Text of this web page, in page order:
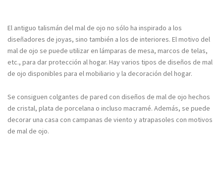
El antiguo talismán del mal de ojo no sólo ha inspirado a los
diseñadores de joyas, sino también a los de interiores. El motivo del
mal de ojo se puede utilizar en lámparas de mesa, marcos de telas,
etc., para dar protección al hogar. Hay varios tipos de diseños de mal
de ojo disponibles para el mobiliario y la decoración del hogar.
Se consiguen colgantes de pared con diseños de mal de ojo hechos
de cristal, plata de porcelana o incluso macramé. Además, se puede
decorar una casa con campanas de viento y atrapasoles con motivos
de mal de ojo.